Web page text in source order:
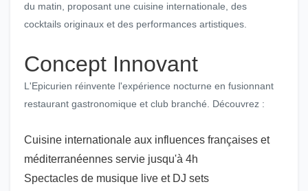
du matin, proposant une cuisine internationale, des
cocktails originaux et des performances artistiques.
Concept Innovant
L'Epicurien réinvente l'expérience nocturne en fusionnant
restaurant gastronomique et club branché. Découvrez :
Cuisine internationale aux influences françaises et
méditerranéennes servie jusqu'à 4h
Spectacles de musique live et DJ sets